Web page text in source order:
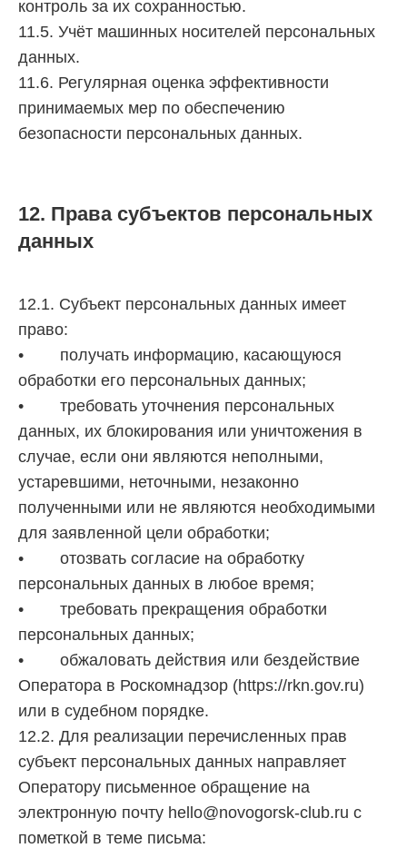
контроль за их сохранностью.
11.5. Учёт машинных носителей персональных
данных.
11.6. Регулярная оценка эффективности
принимаемых мер по обеспечению
безопасности персональных данных.
12. Права субъектов персональных
данных
12.1. Субъект персональных данных имеет
право:
• получать информацию, касающуюся
обработки его персональных данных;
• требовать уточнения персональных
данных, их блокирования или уничтожения в
случае, если они являются неполными,
устаревшими, неточными, незаконно
полученными или не являются необходимыми
для заявленной цели обработки;
• отозвать согласие на обработку
персональных данных в любое время;
• требовать прекращения обработки
персональных данных;
• обжаловать действия или бездействие
Оператора в Роскомнадзор (https://rkn.gov.ru)
или в судебном порядке.
12.2. Для реализации перечисленных прав
субъект персональных данных направляет
Оператору письменное обращение на
электронную почту hello@novogorsk-club.ru с
пометкой в теме письма: